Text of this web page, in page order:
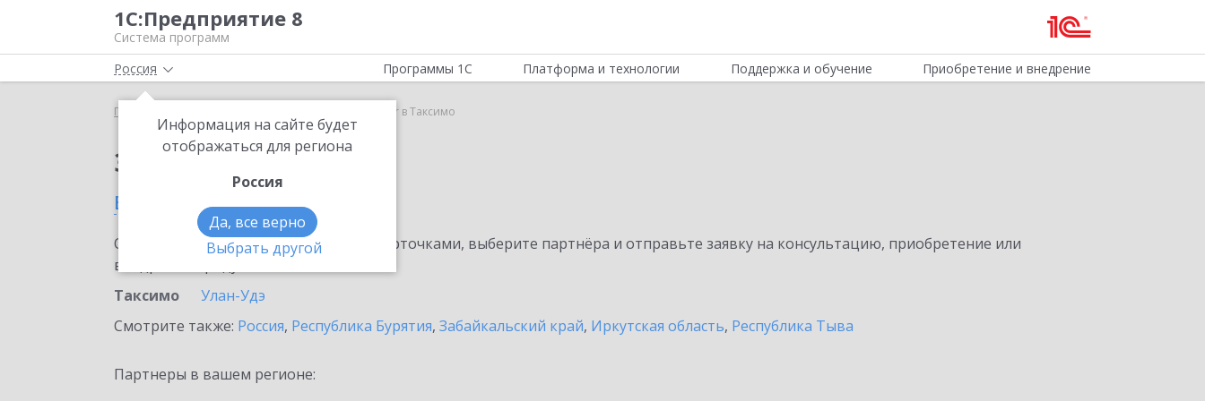
1С:Предприятие 8
Система программ
Россия
Информация на сайте будет
отображаться для региона
Россия
Да, все верно
Выбрать другой
Программы 1С Платформа и технологии Поддержка и обучение Приобретение и внедрение
Главная SellMonitor в Таксимо
Заказать SellMonitor
в Таксимо
Ознакомьтесь с информационными карточками, выберите партнёра и отправьте заявку на консультацию, приобретение или
внедрение продукта.
Таксимо
Улан-Удэ
Смотрите также: Россия, Республика Бурятия, Забайкальский край, Иркутская область, Республика Тыва
Партнеры в вашем регионе: